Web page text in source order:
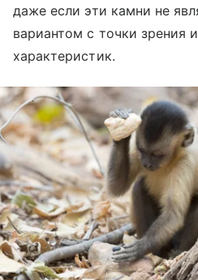
даже если эти камни не
вариантом с точки зрения
характеристик.